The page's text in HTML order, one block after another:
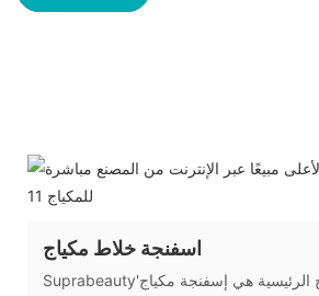
اسفنجة خلاط مكياج
Suprabeauty'إسفنجة مزج المكياج الرئيسية هي إسفنجة مكياج